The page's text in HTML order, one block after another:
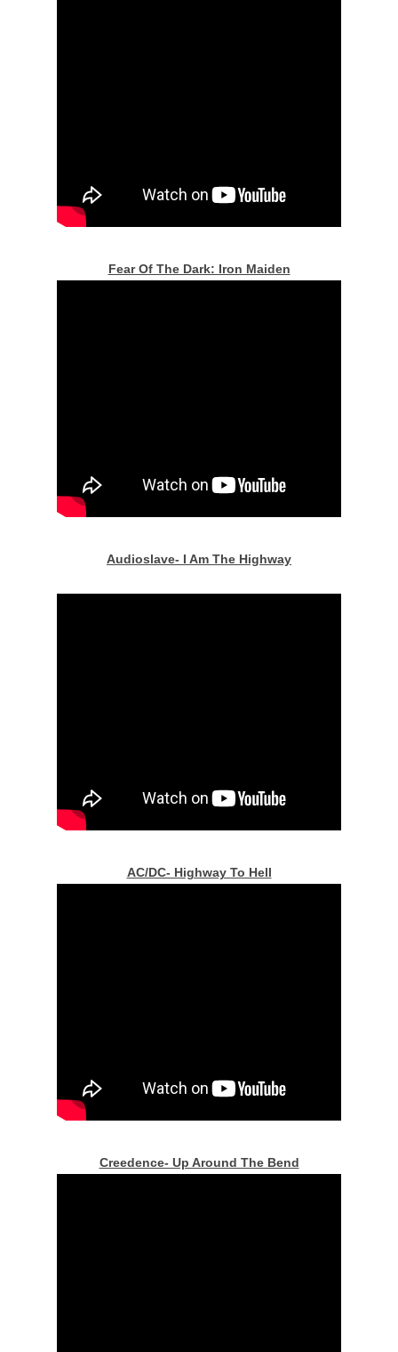
Fear Of The Dark: Iron Maiden
Audioslave- I Am The Highway
AC/DC- Highway To Hell
Creedence- Up Around The Bend